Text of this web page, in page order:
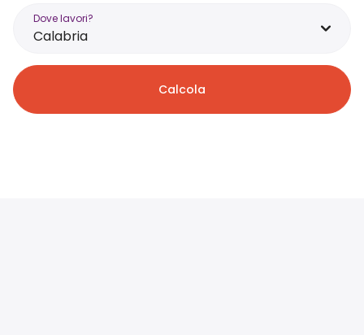
Dove lavori?
Calabria
Calcola